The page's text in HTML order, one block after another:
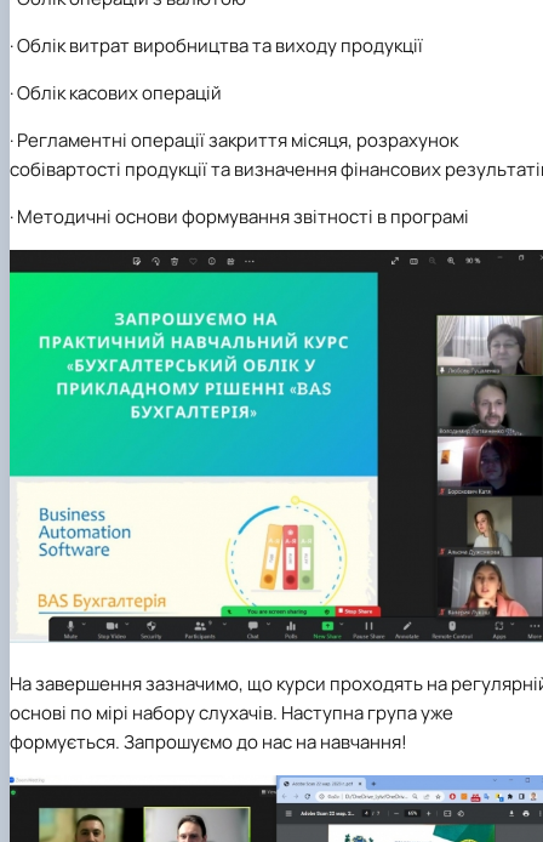
·Облік витрат виробництва та виходу продукції
·Облік касових операцій
·Регламентні операції закриття місяця, розрахунок
собівартості продукції та визначення фінансових
·Методичні основи формування звітності в програмі
На завершення зазначимо, що курси проходять на
основі по мірі набору слухачів. Наступна група уже
формується. Запрошуємо до нас на навчання!